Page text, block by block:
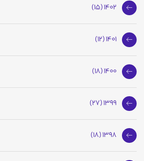
1402 (15)
1401 (12)
1400 (18)
1399 (27)
1398 (18)